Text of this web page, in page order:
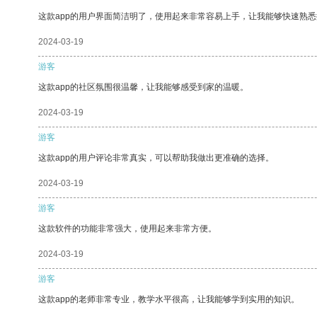
这款app的用户界面简洁明了，使用起来非常容易上手，让我能够快速熟
2024-03-19
游客
这款app的社区氛围很温馨，让我能够感受到家的温暖。
2024-03-19
游客
这款app的用户评论非常真实，可以帮助我做出更准确的选择。
2024-03-19
游客
这款软件的功能非常强大，使用起来非常方便。
2024-03-19
游客
这款app的老师非常专业，教学水平很高，让我能够学到实用的知识。